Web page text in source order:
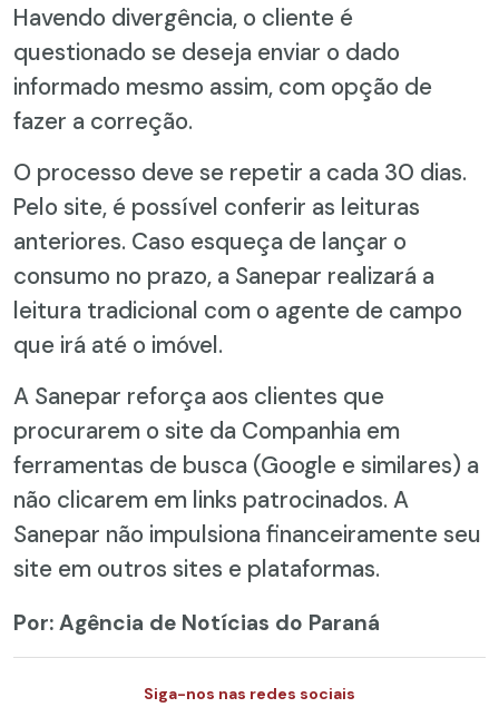
Havendo divergência, o cliente é
questionado se deseja enviar o dado
informado mesmo assim, com opção de
fazer a correção.
O processo deve se repetir a cada 30 dias.
Pelo site, é possível conferir as leituras
anteriores. Caso esqueça de lançar o
consumo no prazo, a Sanepar realizará a
leitura tradicional com o agente de campo
que irá até o imóvel.
A Sanepar reforça aos clientes que
procurarem o site da Companhia em
ferramentas de busca (Google e similares) a
não clicarem em links patrocinados. A
Sanepar não impulsiona financeiramente seu
site em outros sites e plataformas.
Por: Agência de Notícias do Paraná
Siga-nos nas redes sociais